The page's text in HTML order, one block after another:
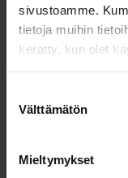
sivustoamme.
tietoja muihin
kerätty, kun olet
Välttämätön
Mieltymykset
terveellisiä: niiden
monilla yrteillä on
Tuoreyrtit tulee
mielellään jättää
ellei niitä kastele